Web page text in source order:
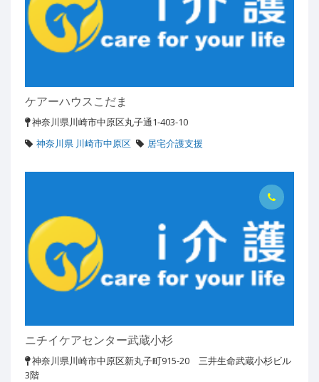
ケアーハウスこだま
神奈川県川崎市中原区丸子通1-403-10
神奈川県 川崎市中原区
居宅介護支援
ニチイケアセンター武蔵小杉
神奈川県川崎市中原区新丸子町915-20 三井生命武蔵小杉ビル
3階